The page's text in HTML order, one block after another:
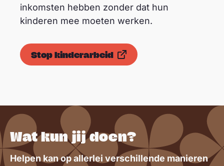
inkomsten hebben zonder dat hun
kinderen mee moeten werken.
Stop kinderarbeid
Wat kun jij doen?
Helpen kan op allerlei verschillende manieren